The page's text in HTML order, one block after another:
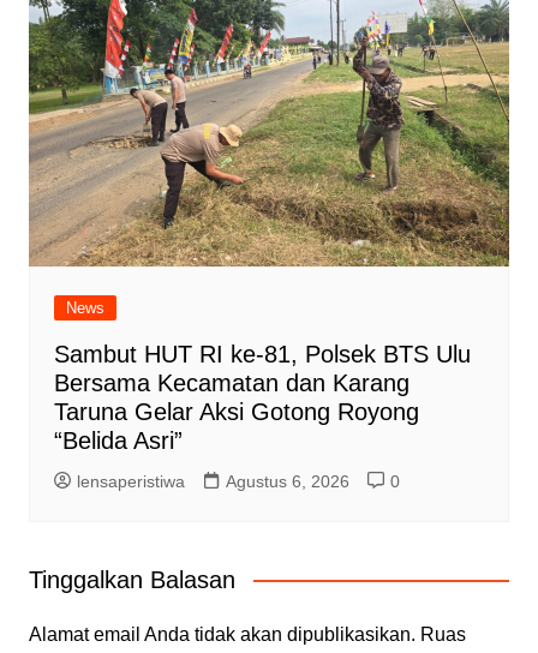
News
Sambut HUT RI ke-81, Polsek BTS Ulu
Bersama Kecamatan dan Karang
Taruna Gelar Aksi Gotong Royong
“Belida Asri”
lensaperistiwa Agustus 6, 2026 0
Tinggalkan Balasan
Alamat email Anda tidak akan dipublikasikan. Ruas